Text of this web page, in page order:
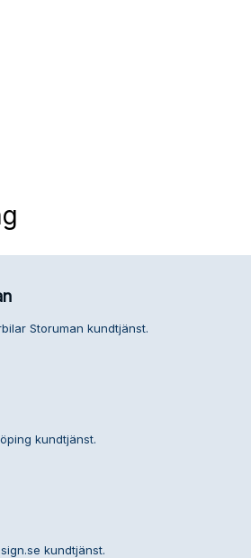
Storuman kundtjänst.
kundtjänst.
kundtjänst.